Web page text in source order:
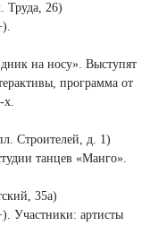
Труда, 26)
на носу». Выступят
программа от
х.
Строителей, д. 1)
танцев «Манго».
35а)
Участники: артисты